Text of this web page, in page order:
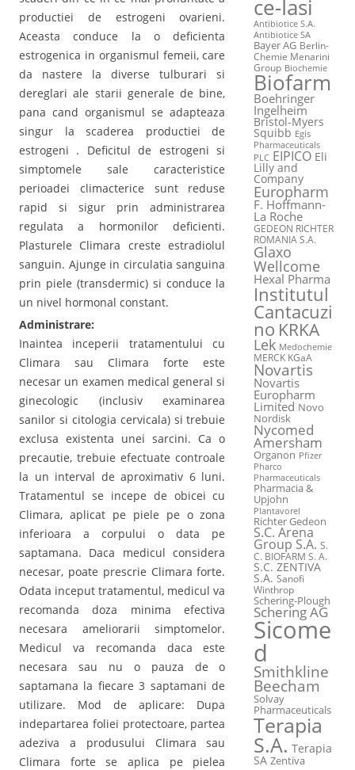
productiei de estrogeni ovarieni.
Aceasta conduce la o deficienta
estrogenica in organismul femeii, care
da nastere la diverse tulburari si
dereglari ale starii generale de bine,
pana cand organismul se adapteaza
singur la scaderea productiei de
estrogeni . Deficitul de estrogeni si
simptomele sale caracteristice
perioadei climacterice sunt reduse
rapid si sigur prin administrarea
regulata a hormonilor deficienti.
Plasturele Climara creste estradiolul
sanguin. Ajunge in circulatia sanguina
prin piele (transdermic) si conduce la
un nivel hormonal constant.
Administrare:
Inaintea inceperii tratamentului cu
Climara sau Climara forte este
necesar un examen medical general si
ginecologic (inclusiv examinarea
sanilor si citologia cervicala) si trebuie
exclusa existenta unei sarcini. Ca o
precautie, trebuie efectuate controale
la un interval de aproximativ 6 luni.
Tratamentul se incepe de obicei cu
Climara, aplicat pe piele pe o zona
inferioara a corpului o data pe
saptamana. Daca medicul considera
necesar, poate prescrie Climara forte.
Odata inceput tratamentul, medicul va
recomanda doza minima efectiva
necesara ameliorarii simptomelor.
Medicul va recomanda daca este
necesara sau nu o pauza de o
saptamana la fiecare 3 saptamani de
utilizare. Mod de aplicare: Dupa
indepartarea foliei protectoare, partea
adeziva a produsului Climara sau
Climara forte se aplica pe pielea
ce-Iasi
Antibiotice S.A.
Antibiotice SA
Bayer AG Berlin-
Chemie Menarini
Group Biochemie
Biofarm
Boehringer
Ingelheim
Bristol-Myers
Squibb Egis
Pharmaceuticals
PLC EIPICO Eli
Lilly and
Company
Europharm
F. Hoffmann-
La Roche
GEDEON RICHTER
ROMANIA S.A.
Glaxo
Wellcome
Hexal Pharma
Institutul
Cantacuzi
no KRKA
Lek Medochemie
MERCK KGaA
Novartis
Novartis
Europharm
Limited Novo
Nordisk
Nycomed
Amersham
Organon Pfizer
Pharco
Pharmaceuticals
Pharmacia &
Upjohn
Plantavorel
Richter Gedeon
S.C. Arena
Group S.A. S.
C. BIOFARM S. A.
S.C. ZENTIVA
S.A. Sanofi
Winthrop
Schering-Plough
Schering AG
Sicome
d
Smithkline
Beecham
Solvay
Pharmaceuticals
Terapia
S.A. Terapia
SA Zentiva